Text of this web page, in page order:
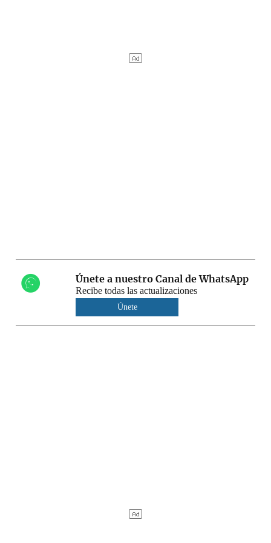
Únete a nuestro Canal de WhatsApp
Recibe todas las actualizaciones
Únete